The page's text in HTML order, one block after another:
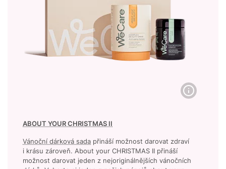
ABOUT YOUR CHRISTMAS II
Vánoční dárková sada přináší možnost darovat zdraví
i krásu zároveň. About your CHRISTMAS II přináší
možnost darovat jeden z nejoriginálnějších vánočních